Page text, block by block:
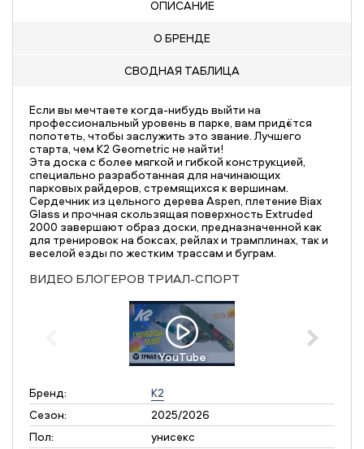
ОПИСАНИЕ
О БРЕНДЕ
СВОДНАЯ ТАБЛИЦА
Если вы мечтаете когда-нибудь выйти на
профессиональный уровень в парке, вам придётся
попотеть, чтобы заслужить это звание. Лучшего
старта, чем K2 Geometric не найти!
Эта доска с более мягкой и гибкой конструкцией,
специально разработанная для начинающих
парковых райдеров, стремящихся к вершинам.
Сердечник из цельного дерева Aspen, плетение Biax
Glass и прочная скользящая поверхность Extruded
2000 завершают образ доски, предназначенной как
для тренировок на боксах, рейлах и трамплинах, так и
веселой езды по жестким трассам и буграм.
ВИДЕО БЛОГЕРОВ ТРИАЛ-СПОРТ
YouTube
Бренд:
K2
Сезон:
2025/2026
Пол:
унисекс